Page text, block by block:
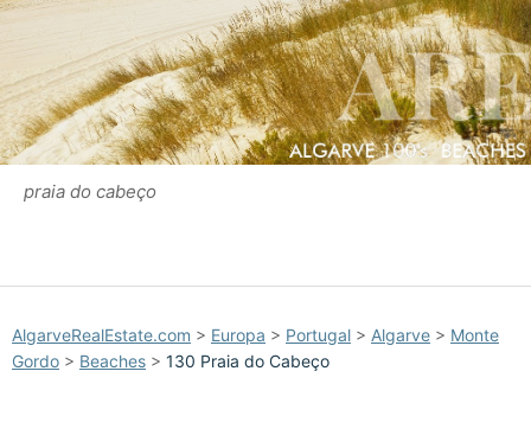
praia do cabeço
AlgarveRealEstate.com > Europa > Portugal > Algarve > Monte
Gordo > Beaches > 130 Praia do Cabeço